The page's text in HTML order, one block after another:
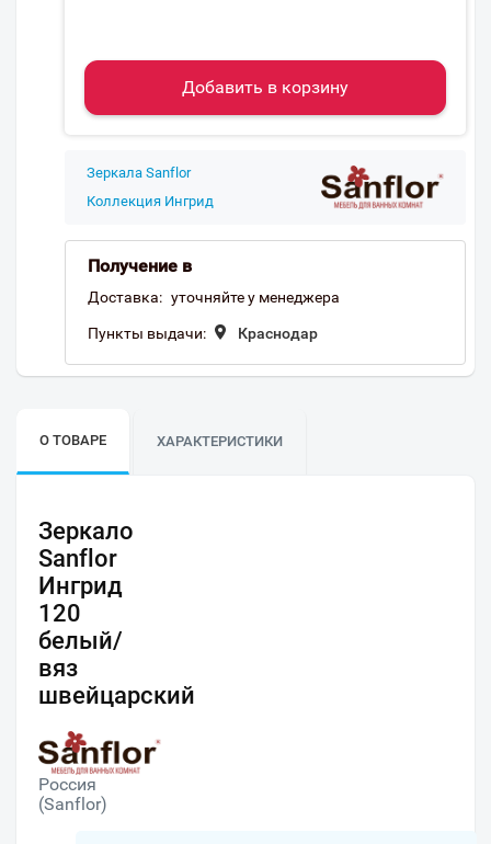
Добавить в корзину
Зеркала Sanflor
Коллекция Ингрид
Получение в
Доставка: уточняйте у менеджера
Пункты выдачи: Краснодар
О ТОВАРЕ ХАРАКТЕРИСТИКИ
Зеркало
Sanflor
Ингрид
120
белый/
вяз
швейцарский
Россия
(Sanflor)